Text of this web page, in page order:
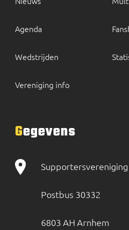
Agenda
Wedstrijden
Vereniging info
Gegevens
Supportersvereniging
Postbus 30332
6803 AH Arnhem